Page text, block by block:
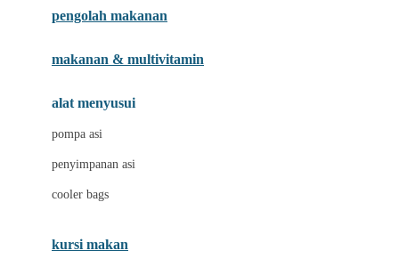
Joie
Jurassic World
Kumon
pengolah makanan
makanan & multivitamin
alat menyusui
pompa asi
penyimpanan asi
cooler bags
kursi makan